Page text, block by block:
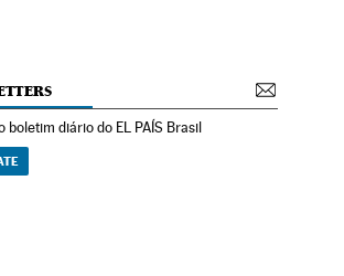
boletim diário do EL PAÍS Brasil